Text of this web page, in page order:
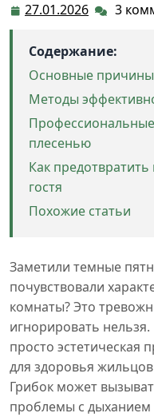
27.01.2026 27.01.2026
3
Содержание:
Основные причины
Методы
плесенью
Как
гостя
Похожие статьи
Заметили темные
почувствовали
комнаты? Это
игнорировать
просто эстетическая
для здоровья
Грибок может
проблемы с дыханием